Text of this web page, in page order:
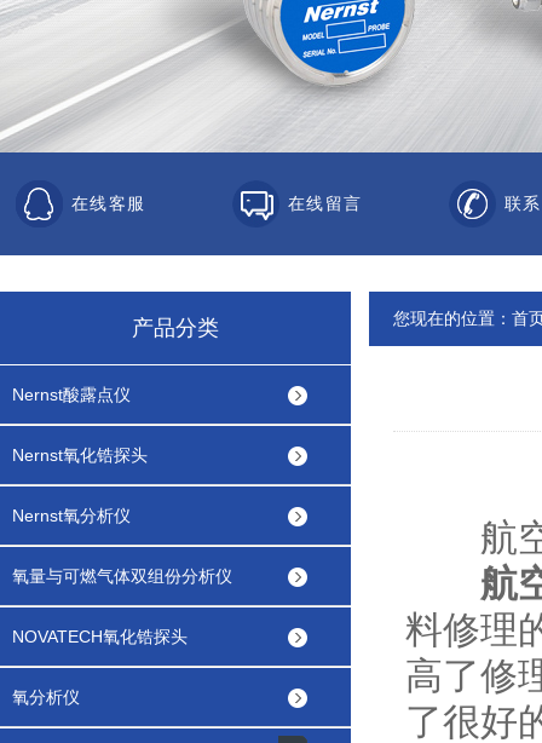
在线客服 在线留言 联
产品分类
Nernst酸露点仪
Nernst氧化锆探头
Nernst氧分析仪
氧量与可燃气体双组份分析仪
NOVATECH氧化锆探头
氧分析仪
您现在的位置： 首
航空
航
料修理
高了修
了很好